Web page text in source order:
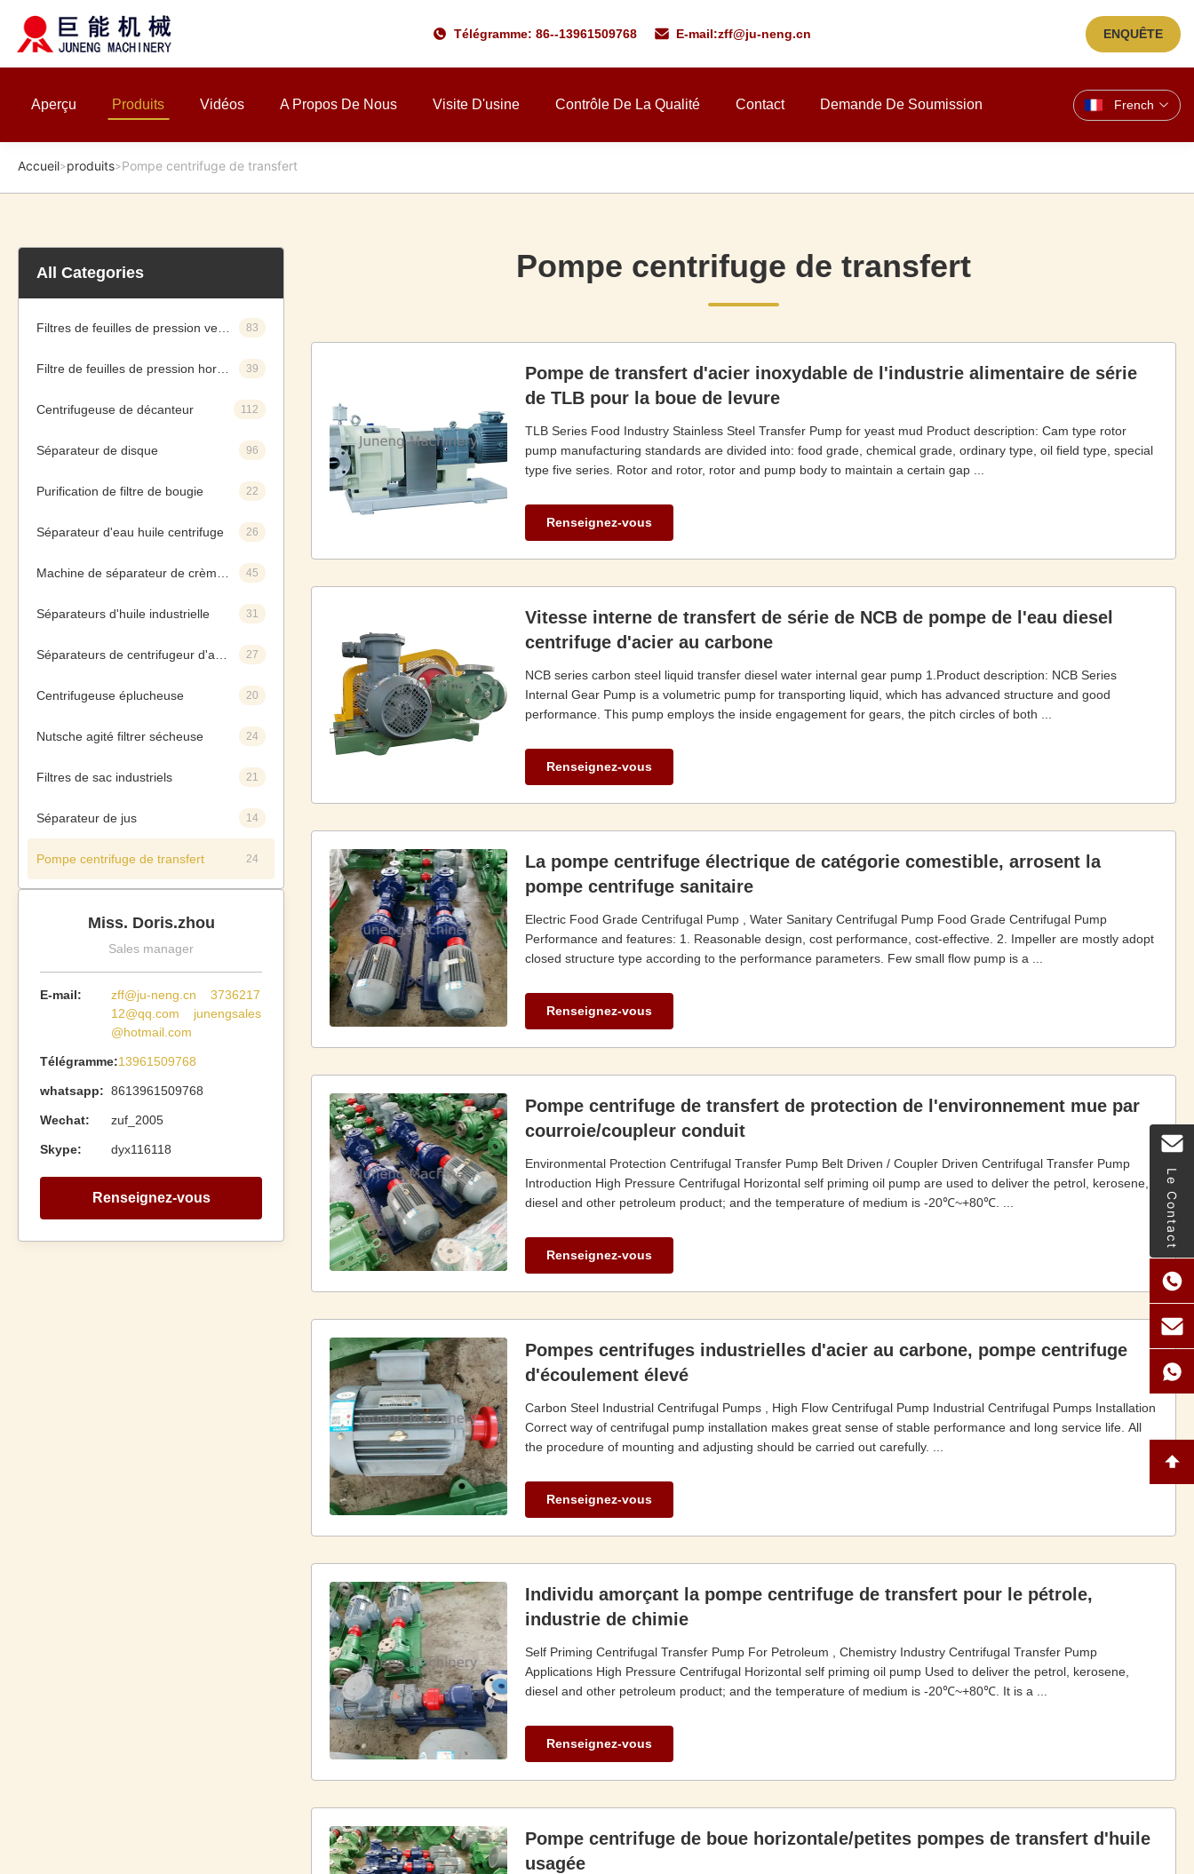
Télégramme: 86--13961509768 E-mail:zff@ju-neng.cn ENQUÊTE
Aperçu Produits Vidéos A Propos De Nous Visite D'usine Contrôle De La Qualité Contact Demande De Soumission French
Le Contact
Accueil>produits>Pompe centrifuge de transfert
All Categories
83
39
Centrifugeuse de décanteur 112
Séparateur de disque 96
Purification de filtre de bougie 22
Séparateur d'eau huile centrifuge 26
45
Séparateurs d'huile industrielle 31
27
Centrifugeuse éplucheuse 20
Nutsche agité filtrer sécheuse 24
Filtres de sac industriels 21
Séparateur de jus 14
Pompe centrifuge de transfert 24
Miss. Doris.zhou
Sales manager
E-mail:
zff@ju-neng.cn 3736217
12@qq.com junengsales
@hotmail.com
Télégramme:13961509768
whatsapp: 8613961509768
Wechat: zuf_2005
Skype: dyx116118
Renseignez-vous
Pompe centrifuge de transfert
Pompe de transfert d'acier inoxydable de l'industrie alimentaire de série
de TLB pour la boue de levure
TLB Series Food Industry Stainless Steel Transfer Pump for yeast mud Product description: Cam type rotor
pump manufacturing standards are divided into: food grade, chemical grade, ordinary type, oil field type, special
type five series. Rotor and rotor, rotor and pump body to maintain a certain gap ...
Renseignez-vous
Vitesse interne de transfert de série de NCB de pompe de l'eau diesel
centrifuge d'acier au carbone
NCB series carbon steel liquid transfer diesel water internal gear pump 1.Product description: NCB Series
Internal Gear Pump is a volumetric pump for transporting liquid, which has advanced structure and good
performance. This pump employs the inside engagement for gears, the pitch circles of both ...
Renseignez-vous
La pompe centrifuge électrique de catégorie comestible, arrosent la
pompe centrifuge sanitaire
Electric Food Grade Centrifugal Pump , Water Sanitary Centrifugal Pump​ Food Grade Centrifugal Pump
Performance and features: 1. Reasonable design, cost performance, cost-effective. 2. Impeller are mostly adopt
closed structure type according to the performance parameters. Few small flow pump is a ...
Renseignez-vous
Pompe centrifuge de transfert de protection de l'environnement mue par
courroie/coupleur conduit
Environmental Protection Centrifugal Transfer Pump Belt Driven / Coupler Driven​ Centrifugal Transfer Pump
Introduction High Pressure Centrifugal Horizontal self priming oil pump are used to deliver the petrol, kerosene,
diesel and other petroleum product; and the temperature of medium is -20℃~+80℃. ...
Renseignez-vous
Pompes centrifuges industrielles d'acier au carbone, pompe centrifuge
d'écoulement élevé
Carbon Steel Industrial Centrifugal Pumps , High Flow Centrifugal Pump Industrial Centrifugal Pumps Installation
Correct way of centrifugal pump installation makes great sense of stable performance and long service life. All
the procedure of mounting and adjusting should be carried out carefully. ...
Renseignez-vous
Individu amorçant la pompe centrifuge de transfert pour le pétrole,
industrie de chimie
Self Priming Centrifugal Transfer Pump For Petroleum , Chemistry Industry Centrifugal Transfer Pump
Applications High Pressure Centrifugal Horizontal self priming oil pump Used to deliver the petrol, kerosene,
diesel and other petroleum product; and the temperature of medium is -20℃~+80℃. It is a ...
Renseignez-vous
Pompe centrifuge de boue horizontale/petites pompes de transfert d'huile
usagée